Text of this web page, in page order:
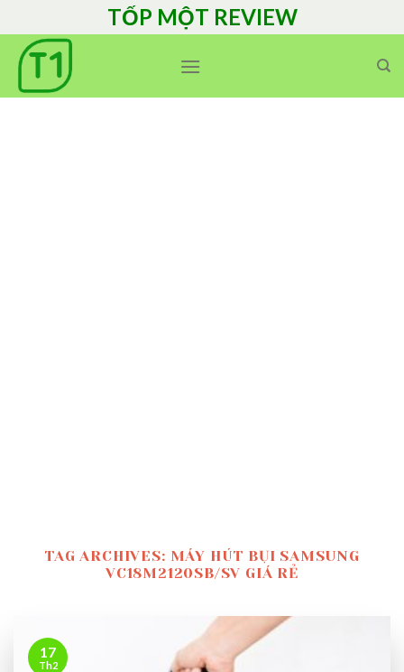
to
content
TỐP MỘT REVIEW
TAG ARCHIVES: MÁY HÚT BỤI SAMSUNG
VC18M2120SB/SV GIÁ RẺ
17
Th2